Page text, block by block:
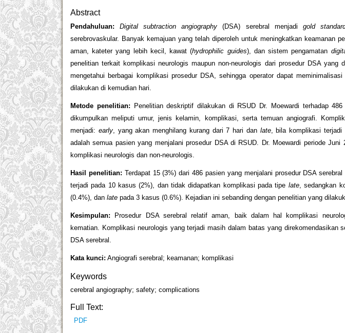
Abstract
Pendahuluan: Digital subtraction angiography (DSA) serebral menjadi gold
serebrovaskular. Banyak kemajuan yang telah diperoleh untuk meningkatkan keamanan
aman, kateter yang lebih kecil, kawat (hydrophilic guides), dan sistem pengamatan
penelitian terkait komplikasi neurologis maupun non-neurologis dari prosedur DSA yang
mengetahui berbagai komplikasi prosedur DSA, sehingga operator dapat
dilakukan di kemudian hari.
Metode penelitian: Penelitian deskriptif dilakukan di RSUD Dr. Moewardi terhadap
dikumpulkan meliputi umur, jenis kelamin, komplikasi, serta temuan angiografi.
menjadi: early, yang akan menghilang kurang dari 7 hari dan late, bila komplikasi terjadi
adalah semua pasien yang menjalani prosedur DSA di RSUD. Dr. Moewardi periode
komplikasi neurologis dan non-neurologis.
Hasil penelitian: Terdapat 15 (3%) dari 486 pasien yang menjalani prosedur DSA
terjadi pada 10 kasus (2%), dan tidak didapatkan komplikasi pada tipe late, sedangkan
(0.4%), dan late pada 3 kasus (0.6%). Kejadian ini sebanding dengan penelitian yang
Kesimpulan:
Prosedur DSA serebral relatif aman, baik dalam hal komplikasi
kematian. Komplikasi neurologis yang terjadi masih dalam batas yang direkomendasikan
DSA serebral.
Kata kunci: Angiografi serebral; keamanan; komplikasi
Keywords
cerebral angiography; safety; complications
Full Text:
PDF